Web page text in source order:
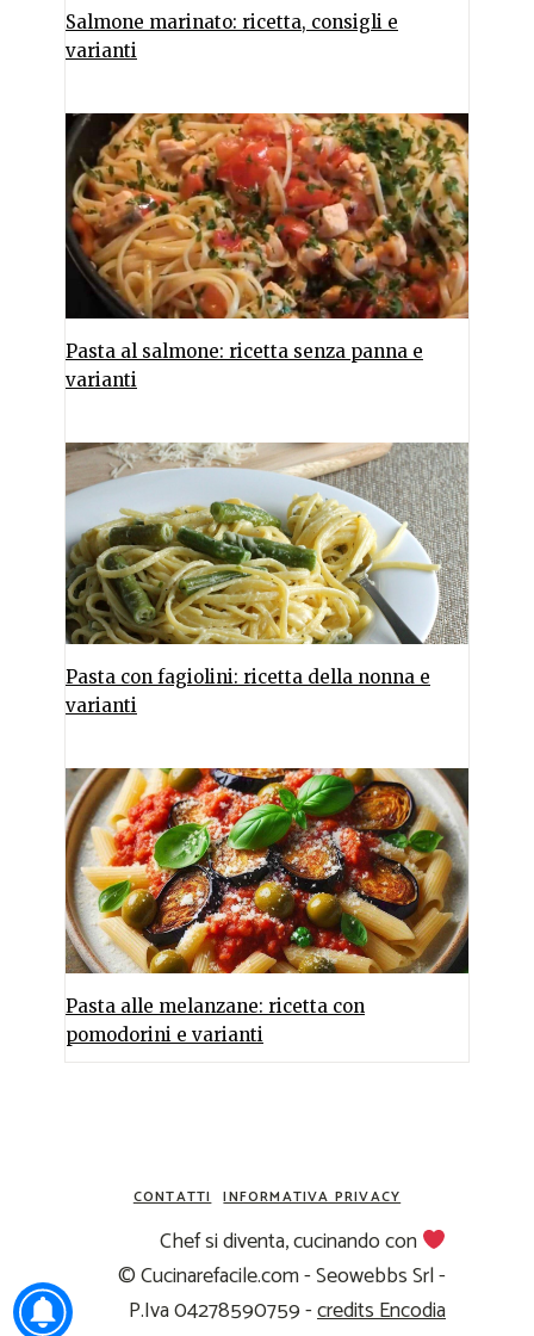
Salmone marinato: ricetta, consigli e
varianti
Pasta al salmone: ricetta senza panna e
varianti
Pasta con fagiolini: ricetta della nonna e
varianti
Pasta alle melanzane: ricetta con
pomodorini e varianti
CONTATTI INFORMATIVA PRIVACY
Chef si diventa, cucinando con
© Cucinarefacile.com - Seowebbs Srl -
P.Iva 04278590759 -credits Encodia